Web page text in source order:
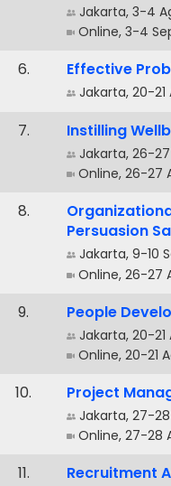
Jakarta, 3-4
Online, 3-4
. Effective
Jakarta, 20-
. Instilling
Jakarta, 26-
Online, 26-27
.
Persuasion
Jakarta, 9-10
Online, 26-27
. People
Jakarta, 20-21
Online, 20-21
. Project
Jakarta, 27-
Online, 27-28
. Recruitment